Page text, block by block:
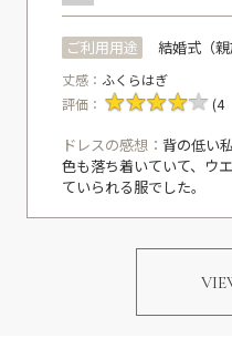
ご利用用途 結婚式（親
丈感： ふくらはぎ
評価：
(4
ドレスの感想： 背の低い
色も落ち着いていて、ウ
ていられる服でした。